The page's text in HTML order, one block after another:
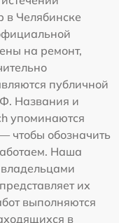
в Челябинске
на ремонт,
публичной
Названия и
упоминаются
чтобы обозначить
Наша
их
выполняются
в